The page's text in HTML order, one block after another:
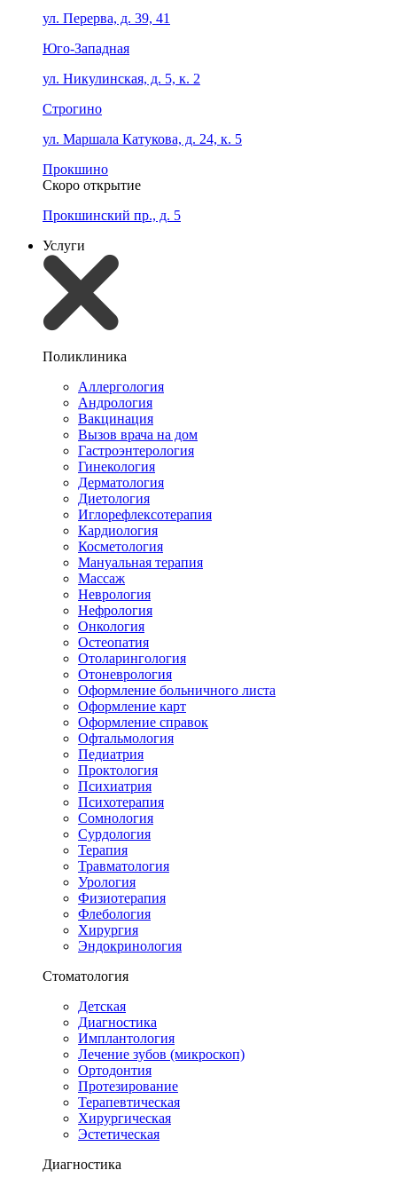
ул. Перерва, д. 39, 41
Юго-Западная
ул. Никулинская, д. 5, к. 2
Строгино
ул. Маршала Катукова, д. 24, к. 5
Прокшино
Скоро открытие
Прокшинский пр., д. 5
Услуги
Поликлиника
Аллергология
Андрология
Вакцинация
Вызов врача на дом
Гастроэнтерология
Гинекология
Дерматология
Диетология
Иглорефлексотерапия
Кардиология
Косметология
Мануальная терапия
Массаж
Неврология
Нефрология
Онкология
Остеопатия
Отоларингология
Отоневрология
Оформление больничного листа
Оформление карт
Оформление справок
Офтальмология
Педиатрия
Проктология
Психиатрия
Психотерапия
Сомнология
Сурдология
Терапия
Травматология
Урология
Физиотерапия
Флебология
Хирургия
Эндокринология
Стоматология
Детская
Диагностика
Имплантология
Лечение зубов (микроскоп)
Ортодонтия
Протезирование
Терапевтическая
Хирургическая
Эстетическая
Диагностика